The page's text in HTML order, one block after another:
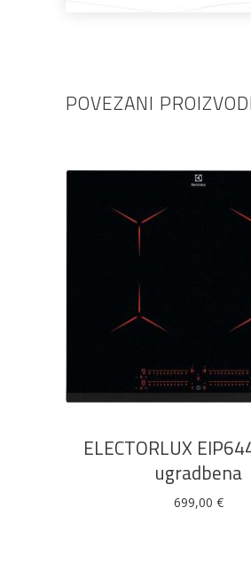
POVEZANI PROIZVODI
ELECTORLUX
ugradbena
699,00 €